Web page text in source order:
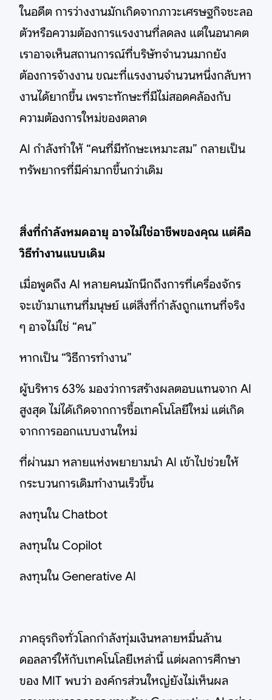
ในอดีต การว่างงานมักเกิดจากภาวะเศรษฐกิจชะลอ
ตัวหรือความต้องการแรงงานที่ลดลง แต่ในอนาคต
เราอาจเห็นสถานการณ์ที่บริษัทจำนวนมากยัง
ต้องการจ้างงาน ขณะที่แรงงานจำนวนหนึ่งกลับหา
งานได้ยากขึ้น เพราะทักษะที่มีไม่สอดคล้องกับ
ความต้องการใหม่ของตลาด
AI กำลังทำให้ “คนที่มีทักษะเหมาะสม” กลายเป็น
ทรัพยากรที่มีค่ามากขึ้นกว่าเดิม
สิ่งที่กำลังหมดอายุ อาจไม่ใช่อาชีพของคุณ แต่คือ
วิธีทำงานแบบเดิม
เมื่อพูดถึง AI หลายคนมักนึกถึงการที่เครื่องจักร
จะเข้ามาแทนที่มนุษย์ แต่สิ่งที่กำลังถูกแทนที่จริง
ๆ อาจไม่ใช่ “คน”
หากเป็น “วิธีการทำงาน”
ผู้บริหาร 63% มองว่าการสร้างผลตอบแทนจาก AI
สูงสุด ไม่ได้เกิดจากการซื้อเทคโนโลยีใหม่ แต่เกิด
จากการออกแบบงานใหม่
ที่ผ่านมา หลายแห่งพยายามนำ AI เข้าไปช่วยให้
กระบวนการเดิมทำงานเร็วขึ้น
ลงทุนใน Chatbot
ลงทุนใน Copilot
ลงทุนใน Generative AI
ภาคธุรกิจทั่วโลกกำลังทุ่มเงินหลายหมื่นล้าน
ดอลลาร์ให้กับเทคโนโลยีเหล่านี้ แต่ผลการศึกษา
ของ MIT พบว่า องค์กรส่วนใหญ่ยังไม่เห็นผล